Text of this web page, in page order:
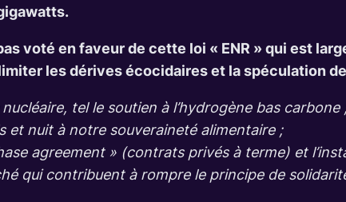
voté en faveur de cette loi « ENR » qui est
les dérives écocidaires et la spéculation
tel le soutien à l’hydrogène bas carbone
et nuit à notre souveraineté alimentaire ;
agreement » (contrats privés à terme) et
qui contribuent à rompre le principe de